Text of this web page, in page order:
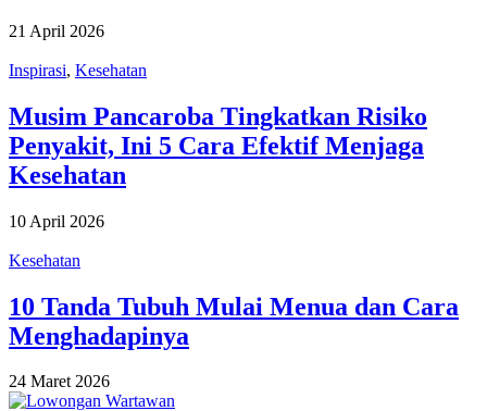
21 April 2026
Inspirasi, Kesehatan
Musim Pancaroba Tingkatkan Risiko
Penyakit, Ini 5 Cara Efektif Menjaga
Kesehatan
10 April 2026
Kesehatan
10 Tanda Tubuh Mulai Menua dan Cara
Menghadapinya
24 Maret 2026